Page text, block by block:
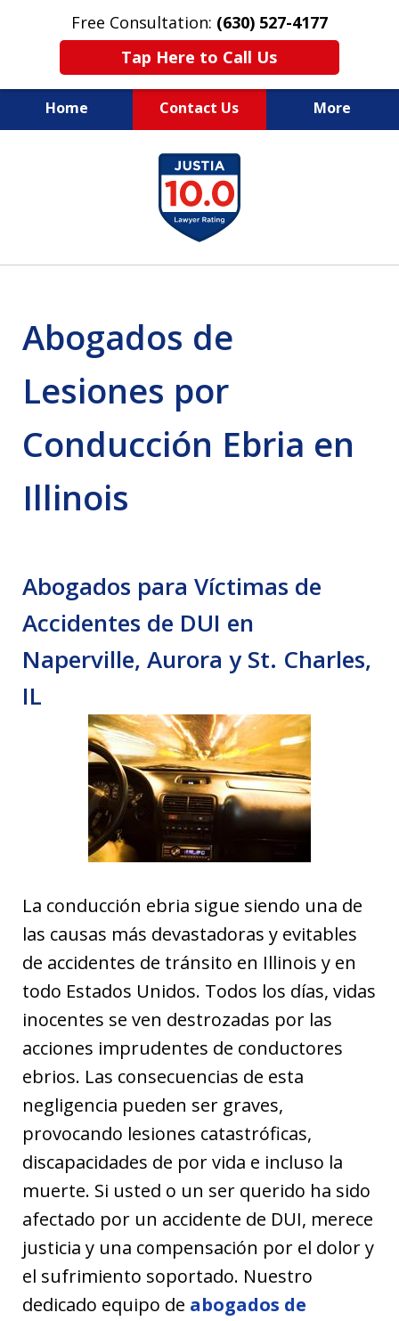
Free Consultation: (630) 527-4177
Tap Here to Call Us
Home Contact Us More
EXPERIENCED PERSONAL
INJURY ATTORNEYS
Abogados de
Lesiones por
Conducción Ebria en
Illinois
Abogados para Víctimas de
Accidentes de DUI en
Naperville, Aurora y St. Charles,
IL
La conducción ebria sigue siendo una de
las causas más devastadoras y evitables
de accidentes de tránsito en Illinois y en
todo Estados Unidos. Todos los días, vidas
inocentes se ven destrozadas por las
acciones imprudentes de conductores
ebrios. Las consecuencias de esta
negligencia pueden ser graves,
provocando lesiones catastróficas,
discapacidades de por vida e incluso la
muerte. Si usted o un ser querido ha sido
afectado por un accidente de DUI, merece
justicia y una compensación por el dolor y
el sufrimiento soportado. Nuestro
dedicado equipo de abogados de